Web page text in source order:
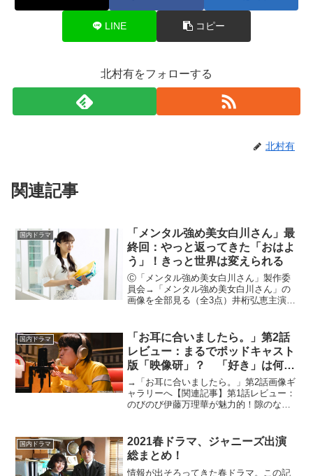
LINE コピー
北村有をフォローする
北村有
関連記事
国内ドラマ
「メンタル強め美女白川さん」最
終回：やっと返ってきた「おはよ
う」！きっと世界は変えられる
Ⓒ「メンタル強め美女白川さん」製作委
員会→「メンタル強め美女白川さん」の
画像を全部見る（全3点）井桁弘恵主演の
ト。Paraviでは先行配信中。Twitterで公
開...
国内ドラマ
「お耳に合いましたら。」第2話
レビュー：まるでポッドキャスト
版「映像研」？ 「好き」は何よ
りも尊い（※ストーリーネタバレ
あり）
→「お耳に合いましたら。」第2話画像ギ
ャラリーへ【関連記事】第1話レビュー：
のびのび伊藤万理華が魅力的！隙のない
「Spotify」と共に、ポッドキャスト番組
と連動させたオ...
国内ドラマ
2021春ドラマ、ジャニーズ出演
総まとめ！
情報が出そろってきた春ドラマ。この記